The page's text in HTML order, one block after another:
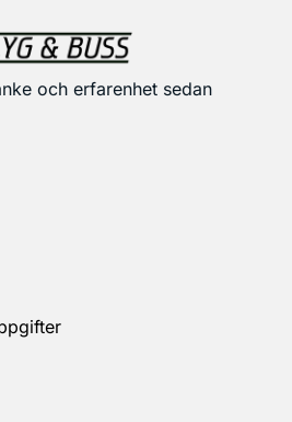
och erfarenhet sedan